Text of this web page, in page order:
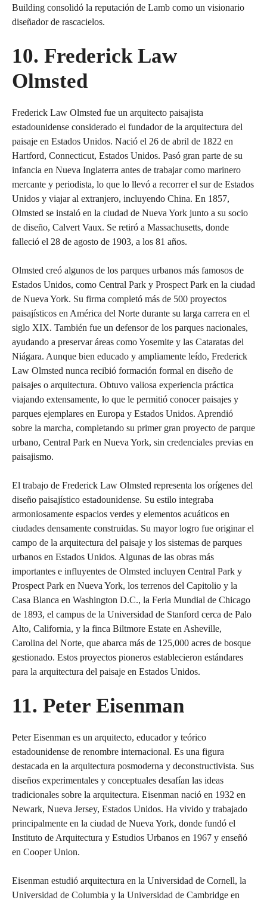
Building consolidó la reputación de Lamb como un visionario
diseñador de rascacielos.
10. Frederick Law
Olmsted
Frederick Law Olmsted fue un arquitecto paisajista
estadounidense considerado el fundador de la arquitectura del
paisaje en Estados Unidos. Nació el 26 de abril de 1822 en
Hartford, Connecticut, Estados Unidos. Pasó gran parte de su
infancia en Nueva Inglaterra antes de trabajar como marinero
mercante y periodista, lo que lo llevó a recorrer el sur de Estados
Unidos y viajar al extranjero, incluyendo China. En 1857,
Olmsted se instaló en la ciudad de Nueva York junto a su socio
de diseño, Calvert Vaux. Se retiró a Massachusetts, donde
falleció el 28 de agosto de 1903, a los 81 años.
Olmsted creó algunos de los parques urbanos más famosos de
Estados Unidos, como Central Park y Prospect Park en la ciudad
de Nueva York. Su firma completó más de 500 proyectos
paisajísticos en América del Norte durante su larga carrera en el
siglo XIX. También fue un defensor de los parques nacionales,
ayudando a preservar áreas como Yosemite y las Cataratas del
Niágara. Aunque bien educado y ampliamente leído, Frederick
Law Olmsted nunca recibió formación formal en diseño de
paisajes o arquitectura. Obtuvo valiosa experiencia práctica
viajando extensamente, lo que le permitió conocer paisajes y
parques ejemplares en Europa y Estados Unidos. Aprendió
sobre la marcha, completando su primer gran proyecto de parque
urbano, Central Park en Nueva York, sin credenciales previas en
paisajismo.
El trabajo de Frederick Law Olmsted representa los orígenes del
diseño paisajístico estadounidense. Su estilo integraba
armoniosamente espacios verdes y elementos acuáticos en
ciudades densamente construidas. Su mayor logro fue originar el
campo de la arquitectura del paisaje y los sistemas de parques
urbanos en Estados Unidos. Algunas de las obras más
importantes e influyentes de Olmsted incluyen Central Park y
Prospect Park en Nueva York, los terrenos del Capitolio y la
Casa Blanca en Washington D.C., la Feria Mundial de Chicago
de 1893, el campus de la Universidad de Stanford cerca de Palo
Alto, California, y la finca Biltmore Estate en Asheville,
Carolina del Norte, que abarca más de 125,000 acres de bosque
gestionado. Estos proyectos pioneros establecieron estándares
para la arquitectura del paisaje en Estados Unidos.
11. Peter Eisenman
Peter Eisenman es un arquitecto, educador y teórico
estadounidense de renombre internacional. Es una figura
destacada en la arquitectura posmoderna y deconstructivista. Sus
diseños experimentales y conceptuales desafían las ideas
tradicionales sobre la arquitectura. Eisenman nació en 1932 en
Newark, Nueva Jersey, Estados Unidos. Ha vivido y trabajado
principalmente en la ciudad de Nueva York, donde fundó el
Instituto de Arquitectura y Estudios Urbanos en 1967 y enseñó
en Cooper Union.
Eisenman estudió arquitectura en la Universidad de Cornell, la
Universidad de Columbia y la Universidad de Cambridge en